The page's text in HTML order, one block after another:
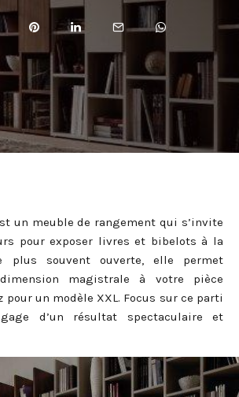
un meuble de rangement qui s’invite
pour exposer livres et bibelots à la
plus souvent ouverte, elle permet
magistrale à votre pièce
pour un modèle XXL. Focus sur ce parti
d’un résultat spectaculaire et